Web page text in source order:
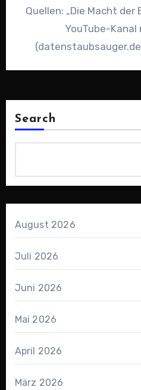
Quellen: „Die Macht der
YouTube-Kanal
Search
August 2026
Juli 2026
Juni 2026
Mai 2026
April 2026
März 2026